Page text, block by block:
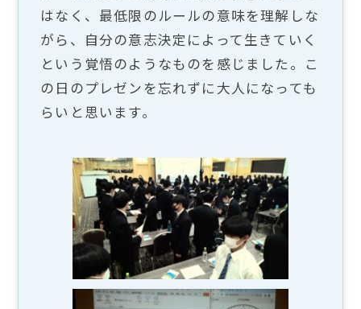
はなく、最低限のルールの意味を理解しな
がら、自分の意志決定によって生きていく
という覚悟のようなものを感じました。こ
の日のプレゼンを忘れずに大人になっても
らいと思います。